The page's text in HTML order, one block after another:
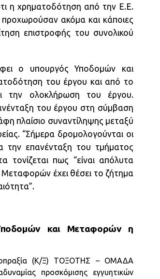
η χρηματοδότηση από την Ε.Ε.
προχωρούσαν ακόμα και κάποιες
επιστροφής του συνολικού
ο υπουργός Υποδομών και
του έργου και από το
την ολοκλήρωση του έργου.
του έργου στη σύμβαση
πλαίσιο συναντίληψης μεταξύ
“Σήμερα δρομολογούνται οι
την επανένταξη του τμήματος
τονίζεται πως “είναι απόλυτα
Μεταφορών έχει θέσει το ζήτημα
και Μεταφορών η
(Κ/Ξ) ΤΟΞΟΤΗΣ – ΟΜΑΔΑ
προσκόμισης εγγυητικών